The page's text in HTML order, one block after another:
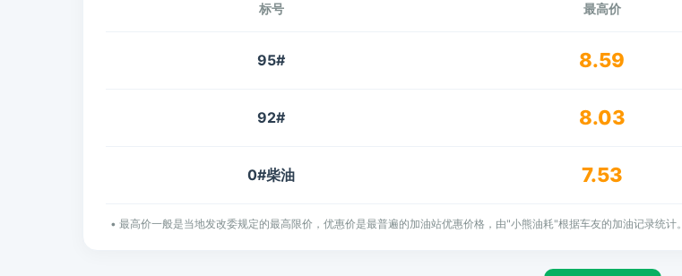
标号 最高价
95# 8.59
92# 8.03
0#柴油 7.53
• 最高价一般是当地发改委规定的最高限价，优惠价是最普遍的加油站优惠价格，由"小熊油耗"根据车友的加油记录统计。